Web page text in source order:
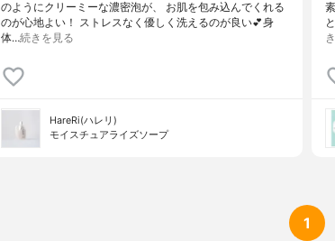
のようにクリーミーな濃密泡が、 お肌を包み込んでくれる
のが心地よい！ ストレスなく優しく洗えるのが良い💕身
体…続きを見る
HareRi(ハレリ)
モイスチュアライズソープ
1